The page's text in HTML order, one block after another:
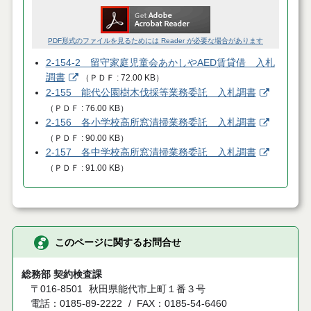
PDF形式のファイルを見るためには Reader が必要な場合があります
2-154-2 留守家庭児童会あかしやAED賃貸借 入札
調書
（ ＰＤＦ 72.00 KB）
2-155 能代公園樹木伐採等業務委託 入札調書
（ ＰＤＦ 76.00 KB）
2-156 各小学校高所窓清掃業務委託 入札調書
（ ＰＤＦ 90.00 KB）
2-157 各中学校高所窓清掃業務委託 入札調書
（ ＰＤＦ 91.00 KB）
このページに関するお問合せ
総務部 契約検査課
〒016-8501 秋田県能代市上町１番３号
電話：0185-89-2222
FAX：0185-54-6460